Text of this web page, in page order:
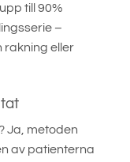
till 90%
–
rakning eller
Ja, metoden
av patienterna